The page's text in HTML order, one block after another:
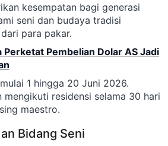
kesempatan bagi generasi
seni dan budaya tradisi
para pakar.
Perketat Pembelian Dolar AS Jadi
1 hingga 20 Juni 2026.
mengikuti residensi selama 30 hari
maestro.
Bidang Seni